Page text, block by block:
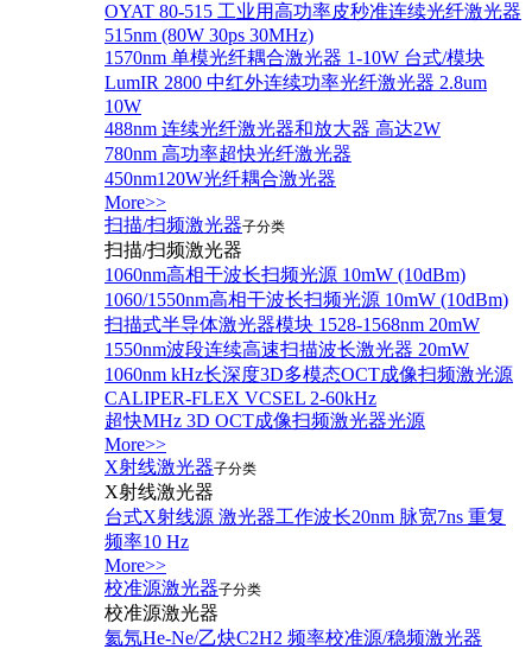
OYAT 80-515 工业用高功率皮秒准连续光纤激光器
515nm (80W 30ps 30MHz)
1570nm 单模光纤耦合激光器 1-10W 台式/模块
LumIR 2800 中红外连续功率光纤激光器 2.8um
10W
488nm 连续光纤激光器和放大器 高达2W
780nm 高功率超快光纤激光器
450nm120W光纤耦合激光器
More>>
扫描/扫频激光器子分类
扫描/扫频激光器
1060nm高相干波长扫频光源 10mW (10dBm)
1060/1550nm高相干波长扫频光源 10mW (10dBm)
扫描式半导体激光器模块 1528-1568nm 20mW
1550nm波段连续高速扫描波长激光器 20mW
1060nm kHz长深度3D多模态OCT成像扫频激光源
CALIPER-FLEX VCSEL 2-60kHz
超快MHz 3D OCT成像扫频激光器光源
More>>
X射线激光器子分类
X射线激光器
台式X射线源 激光器工作波长20nm 脉宽7ns 重复
频率10 Hz
More>>
校准源激光器子分类
校准源激光器
氦氖He-Ne/乙炔C2H2 频率校准源/稳频激光器